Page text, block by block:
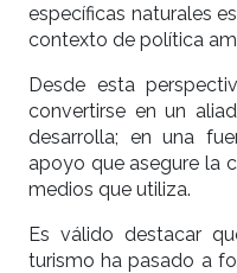
específicas naturales
contexto de política
Desde esta
convertirse en un
desarrolla; en una
apoyo que asegure la
medios que utiliza.
Es válido destacar
turismo ha pasado a